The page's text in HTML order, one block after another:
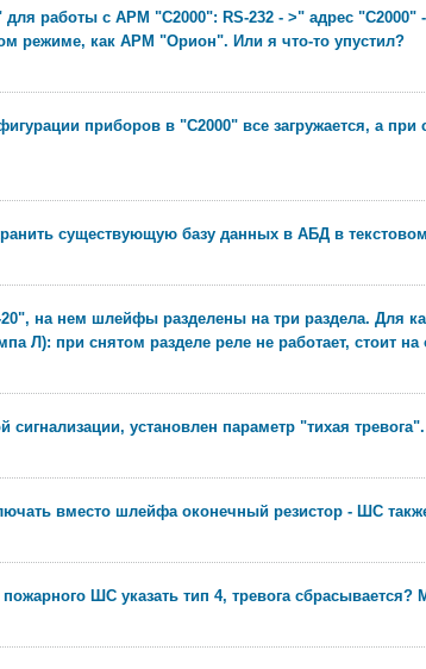
для работы с АРМ "С2000": RS-232 - >" адрес
режиме, как АРМ "Орион". Или я что-то упустил?
приборов в "С2000" все загружается, а
существующую базу данных в АБД в
на нем шлейфы разделены на три раздела. Для
Л): при снятом разделе реле не работает, стоит
сигнализации, установлен параметр "тихая
вместо шлейфа оконечный резистор - ШС
ШС указать тип 4, тревога